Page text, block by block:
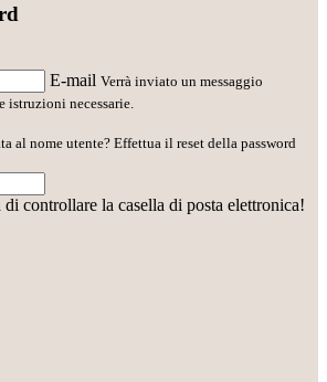
E-mail Verrà inviato un messaggio
necessarie.
al nome utente? Effettua il reset della password
controllare la casella di posta elettronica!